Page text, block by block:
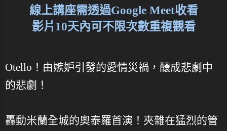
線上講座需透過Google Meet收看
影片10天內可不限次數重複觀看
Otello！由嫉妒引發的愛情災禍，釀成悲劇中
的悲劇！
轟動米蘭全城的奧泰羅首演！夾雜在猛烈的管